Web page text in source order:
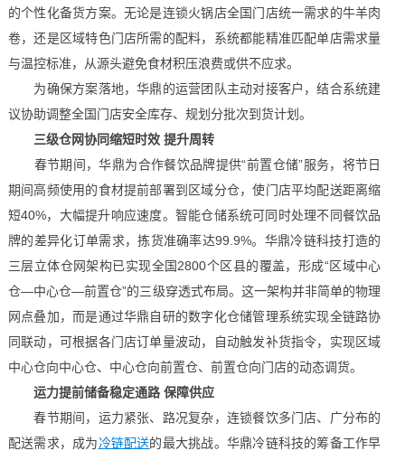
的个性化备货方案。无论是连锁火锅店全国门店统一需求的牛羊肉
卷，还是区域特色门店所需的配料，系统都能精准匹配单店需求量
与温控标准，从源头避免食材积压浪费或供不应求。
为确保方案落地，华鼎的运营团队主动对接客户，结合系统建
议协助调整全国门店安全库存、规划分批次到货计划。
三级仓网协同缩短时效 提升周转
春节期间，华鼎为合作餐饮品牌提供“前置仓储”服务，将节日
期间高频使用的食材提前部署到区域分仓，使门店平均配送距离缩
短40%，大幅提升响应速度。智能仓储系统可同时处理不同餐饮品
牌的差异化订单需求，拣货准确率达99.9%。华鼎冷链科技打造的
三层立体仓网架构已实现全国2800个区县的覆盖，形成“区域中心
仓—中心仓—前置仓”的三级穿透式布局。这一架构并非简单的物理
网点叠加，而是通过华鼎自研的数字化仓储管理系统实现全链路协
同联动，可根据各门店订单量波动，自动触发补货指令，实现区域
中心仓向中心仓、中心仓向前置仓、前置仓向门店的动态调货。
运力提前储备稳定通路 保障供应
春节期间，运力紧张、路况复杂，连锁餐饮多门店、广分布的
配送需求，成为冷链配送的最大挑战。华鼎冷链科技的筹备工作早